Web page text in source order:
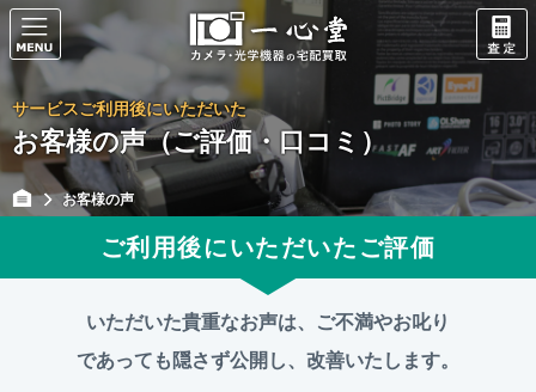
サービスご利用後にいただいた
お客様の声（ご評価・口コミ）
お客様の声
ご利用後にいただいたご評価
いただいた貴重なお声は、ご不満やお叱り
であっても 隠さず公開し、改善いたします。